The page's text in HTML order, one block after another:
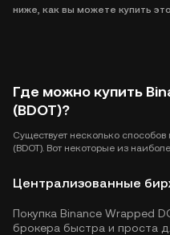
ниже, как вы можете купить
Где можно купить
(BDOT)?
Существует несколько
(BDOT). Вот некоторые из
Централизованные
Покупка Binance Wrapped
брокера быстра и проста